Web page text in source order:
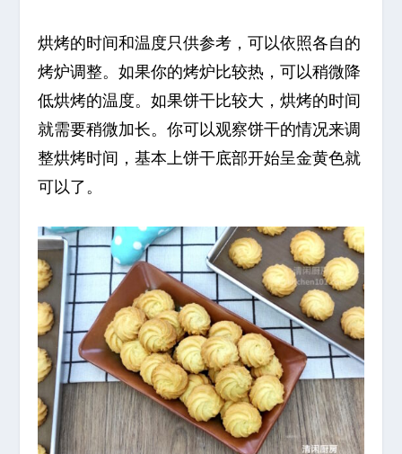
烘烤的时间和温度只供参考，可以依照各自的
烤炉调整。如果你的烤炉比较热，可以稍微降
低烘烤的温度。如果饼干比较大，烘烤的时间
就需要稍微加长。你可以观察饼干的情况来调
整烘烤时间，基本上饼干底部开始呈金黄色就
可以了。